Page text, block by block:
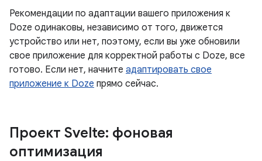
Рекомендации по адаптации вашего приложения к
Doze одинаковы, независимо от того, движется
устройство или нет, поэтому, если вы уже обновили
свое приложение для корректной работы с Doze, все
готово. Если нет, начните адаптировать свое
приложение к Doze прямо сейчас.
Проект Svelte: фоновая
оптимизация